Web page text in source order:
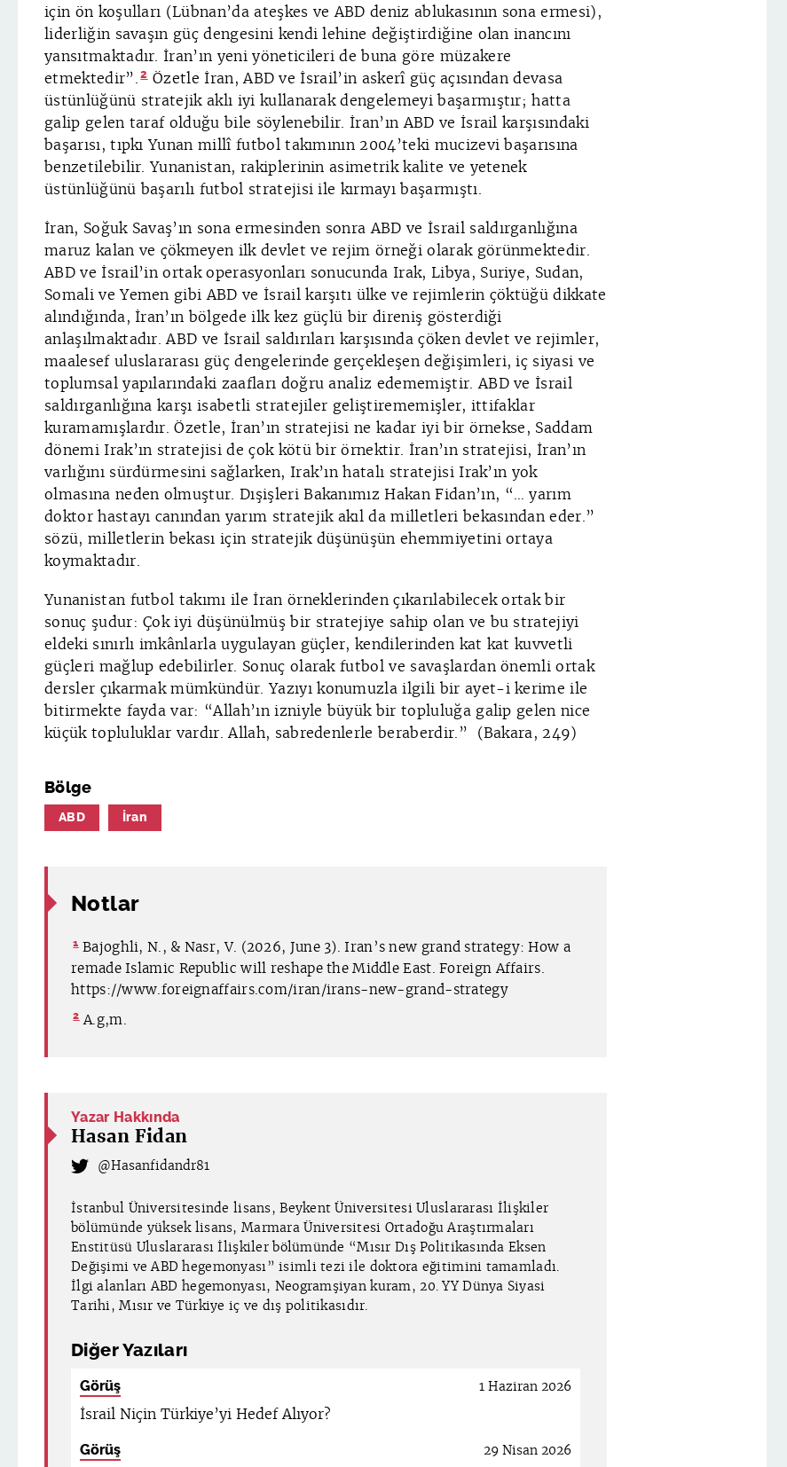
için ön koşulları (Lübnan’da ateşkes ve ABD deniz ablukasının sona ermesi),
liderliğin savaşın güç dengesini kendi lehine değiştirdiğine olan inancını
yansıtmaktadır. İran’ın yeni yöneticileri de buna göre müzakere
etmektedir”. 2Özetle İran, ABD ve İsrail’in askerî güç açısından devasa
üstünlüğünü stratejik aklı iyi kullanarak dengelemeyi başarmıştır; hatta
galip gelen taraf olduğu bile söylenebilir. İran’ın ABD ve İsrail karşısındaki
başarısı, tıpkı Yunan millî futbol takımının 2004’teki mucizevi başarısına
benzetilebilir. Yunanistan, rakiplerinin asimetrik kalite ve yetenek
üstünlüğünü başarılı futbol stratejisi ile kırmayı başarmıştı.
İran, Soğuk Savaş’ın sona ermesinden sonra ABD ve İsrail saldırganlığına
maruz kalan ve çökmeyen ilk devlet ve rejim örneği olarak görünmektedir.
ABD ve İsrail’in ortak operasyonları sonucunda Irak, Libya, Suriye, Sudan,
Somali ve Yemen gibi ABD ve İsrail karşıtı ülke ve rejimlerin çöktüğü dikkate
alındığında, İran’ın bölgede ilk kez güçlü bir direniş gösterdiği
anlaşılmaktadır. ABD ve İsrail saldırıları karşısında çöken devlet ve rejimler,
maalesef uluslararası güç dengelerinde gerçekleşen değişimleri, iç siyasi ve
toplumsal yapılarındaki zaafları doğru analiz edememiştir. ABD ve İsrail
saldırganlığına karşı isabetli stratejiler geliştirememişler, ittifaklar
kuramamışlardır. Özetle, İran’ın stratejisi ne kadar iyi bir örnekse, Saddam
dönemi Irak’ın stratejisi de çok kötü bir örnektir. İran’ın stratejisi, İran’ın
varlığını sürdürmesini sağlarken, Irak’ın hatalı stratejisi Irak’ın yok
olmasına neden olmuştur. Dışişleri Bakanımız Hakan Fidan’ın, “… yarım
doktor hastayı canından yarım stratejik akıl da milletleri bekasından eder.”
sözü, milletlerin bekası için stratejik düşünüşün ehemmiyetini ortaya
koymaktadır.
Yunanistan futbol takımı ile İran örneklerinden çıkarılabilecek ortak bir
sonuç şudur: Çok iyi düşünülmüş bir stratejiye sahip olan ve bu stratejiyi
eldeki sınırlı imkânlarla uygulayan güçler, kendilerinden kat kat kuvvetli
güçleri mağlup edebilirler. Sonuç olarak futbol ve savaşlardan önemli ortak
dersler çıkarmak mümkündür. Yazıyı konumuzla ilgili bir ayet-i kerime ile
bitirmekte fayda var: “Allah’ın izniyle büyük bir topluluğa galip gelen nice
küçük topluluklar vardır. Allah, sabredenlerle beraberdir.” (Bakara, 249)
Bölge
ABD İran
Notlar
1Bajoghli, N., & Nasr, V. (2026, June 3). Iran’s new grand strategy: How a
remade Islamic Republic will reshape the Middle East. Foreign Affairs.
https://www.foreignaffairs.com/iran/irans-new-grand-strategy
2A.g,m.
Yazar Hakkında
Hasan Fidan
@Hasanfidandr81
İstanbul Üniversitesinde lisans, Beykent Üniversitesi Uluslararası İlişkiler
bölümünde yüksek lisans, Marmara Üniversitesi Ortadoğu Araştırmaları
Enstitüsü Uluslararası İlişkiler bölümünde “Mısır Dış Politikasında Eksen
Değişimi ve ABD hegemonyası” isimli tezi ile doktora eğitimini tamamladı.
İlgi alanları ABD hegemonyası, Neogramşiyan kuram, 20. YY Dünya Siyasi
Tarihi, Mısır ve Türkiye iç ve dış politikasıdır.
Diğer Yazıları
1 Haziran 2026
Görüş
İsrail Niçin Türkiye’yi Hedef Alıyor?
29 Nisan 2026
Görüş